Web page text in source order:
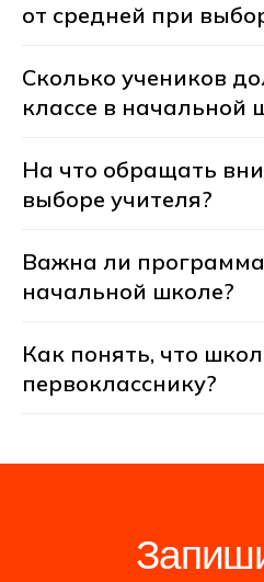
от средней при
Сколько учеников
классе в начальной
На что обращать
выборе учителя?
Важна ли
начальной школе?
Как понять, что
первокласснику?